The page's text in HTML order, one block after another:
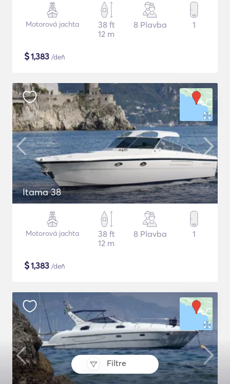
Filtre
Motorová jachta
38 ft
12 m
8 Plavba 1
$1,383 /deň
Itama 38
Motorová jachta
38 ft
12 m
8 Plavba 1
$1,383 /deň